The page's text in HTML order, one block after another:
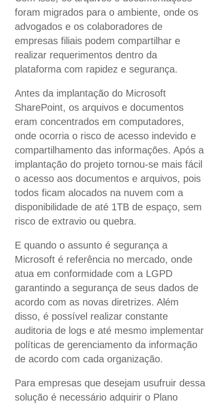
foram migrados para o ambiente, onde os
advogados e os colaboradores de
empresas filiais podem compartilhar e
realizar requerimentos dentro da
plataforma com rapidez e segurança.
Antes da implantação do Microsoft
SharePoint, os arquivos e documentos
eram concentrados em computadores,
onde ocorria o risco de acesso indevido e
compartilhamento das informações. Após a
implantação do projeto tornou-se mais fácil
o acesso aos documentos e arquivos, pois
todos ficam alocados na nuvem com a
disponibilidade de até 1TB de espaço, sem
risco de extravio ou quebra.
E quando o assunto é segurança a
Microsoft é referência no mercado, onde
atua em conformidade com a LGPD
garantindo a segurança de seus dados de
acordo com as novas diretrizes. Além
disso, é possível realizar constante
auditoria de logs e até mesmo implementar
políticas de gerenciamento da informação
de acordo com cada organização.
Para empresas que desejam usufruir dessa
solução é necessário adquirir o Plano